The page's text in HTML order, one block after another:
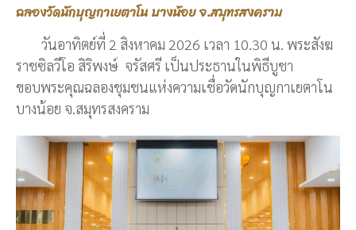
ฉลองวัดนักบุญกาเยตาโน บางน้อย จ.สมุทรสงคราม
วันอาทิตย์ที่ 2 สิงหาคม 2026 เวลา 10.30 น. พระสังฆ
ราชซิลวีโอ สิริพงษ์ จรัสศรี เป็นประธานในพิธีบูชา
ขอบพระคุณฉลองชุมชนแห่งความเชื่อวัดนักบุญกาเยตาโน
บางน้อย จ.สมุทรสงคราม